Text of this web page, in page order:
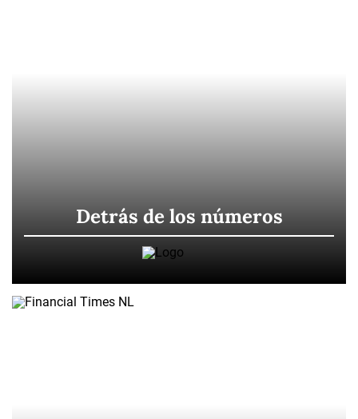
Detrás de los números